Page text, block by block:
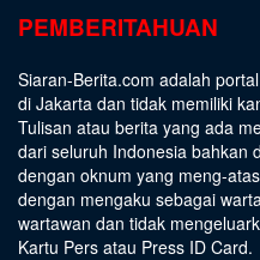
PEMBERITAHUAN
Siaran-Berita.com adalah
di Jakarta dan tidak memiliki
Tulisan atau berita yang ada
dari seluruh Indonesia bahkan
dengan oknum yang meng-
dengan mengaku sebagai
wartawan dan tidak
Kartu Pers atau Press ID Card.